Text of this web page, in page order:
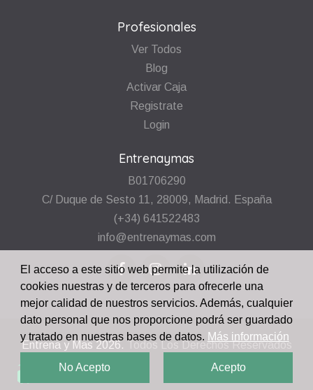
Profesionales
Ver Todos
Blog
Activar Caja
Registrate
Login
Entrenaymas
B01706290
C/ Duque de Sesto 11, 28009, Madrid. España
(+34) 641522483
info@entrenaymas.com
Entrena y Mas 2026. Todos Los Derechos Reservados
El acceso a este sitio web permite la utilización de
cookies nuestras y de terceros para ofrecerle una
mejor calidad de nuestros servicios. Además, cualquier
dato personal que nos proporcione podrá ser guardado
y tratado en nuestras bases de datos. Más información
No Acepto Acepto